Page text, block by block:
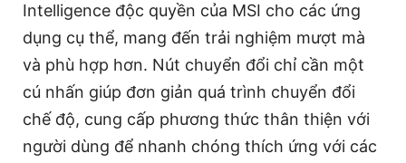
Intelligence độc quyền của MSI cho các ứng
dụng cụ thể, mang đến trải nghiệm mượt mà
và phù hợp hơn. Nút chuyển đổi chỉ cần một
cú nhấn giúp đơn giản quá trình chuyển đổi
chế độ, cung cấp phương thức thân thiện với
người dùng để nhanh chóng thích ứng với các